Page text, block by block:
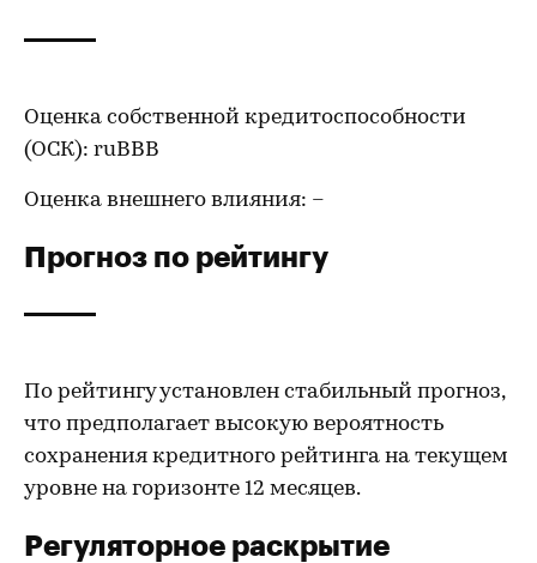
Оценка собственной кредитоспособности
(ОСК): ruВВВ
Оценка внешнего влияния: –
Прогноз по рейтингу
По рейтингу установлен стабильный прогноз,
что предполагает высокую вероятность
сохранения кредитного рейтинга на текущем
уровне на горизонте 12 месяцев.
Регуляторное раскрытие